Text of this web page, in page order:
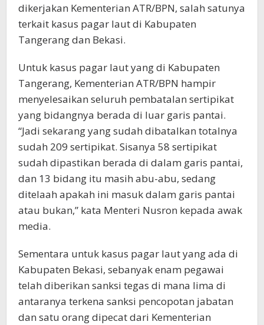
dikerjakan Kementerian ATR/BPN, salah satunya
terkait kasus pagar laut di Kabupaten
Tangerang dan Bekasi.
Untuk kasus pagar laut yang di Kabupaten
Tangerang, Kementerian ATR/BPN hampir
menyelesaikan seluruh pembatalan sertipikat
yang bidangnya berada di luar garis pantai.
“Jadi sekarang yang sudah dibatalkan totalnya
sudah 209 sertipikat. Sisanya 58 sertipikat
sudah dipastikan berada di dalam garis pantai,
dan 13 bidang itu masih abu-abu, sedang
ditelaah apakah ini masuk dalam garis pantai
atau bukan,” kata Menteri Nusron kepada awak
media.
Sementara untuk kasus pagar laut yang ada di
Kabupaten Bekasi, sebanyak enam pegawai
telah diberikan sanksi tegas di mana lima di
antaranya terkena sanksi pencopotan jabatan
dan satu orang dipecat dari Kementerian